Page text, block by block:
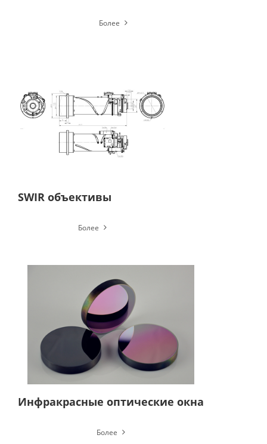
Более
SWIR объективы
Более
Инфракрасные оптические окна
Более